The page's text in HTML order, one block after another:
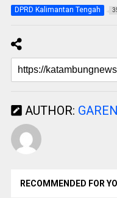
DPRD Kalimantan Tengah
AUTHOR: GAREN
RECOMMENDED FOR